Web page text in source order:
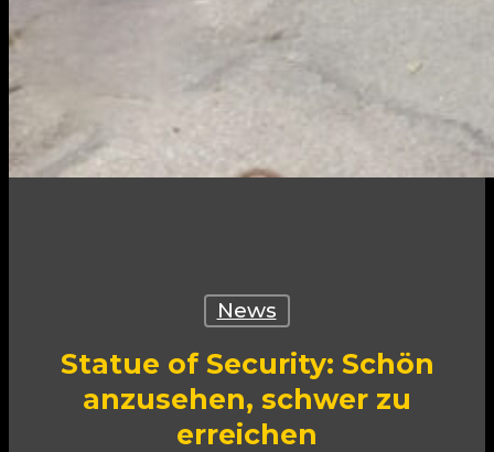
News
Statue of Security: Schön
anzusehen, schwer zu
erreichen